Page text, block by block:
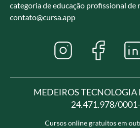
categoria de educação profissional de
contato@cursa.app
MEDEIROS TECNOLOGIA
24.471.978/
Cursos online gratuitos em